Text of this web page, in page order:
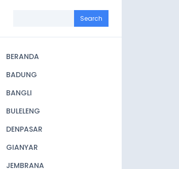
navigation
BERANDA
BADUNG
BANGLI
BULELENG
DENPASAR
GIANYAR
JEMBRANA